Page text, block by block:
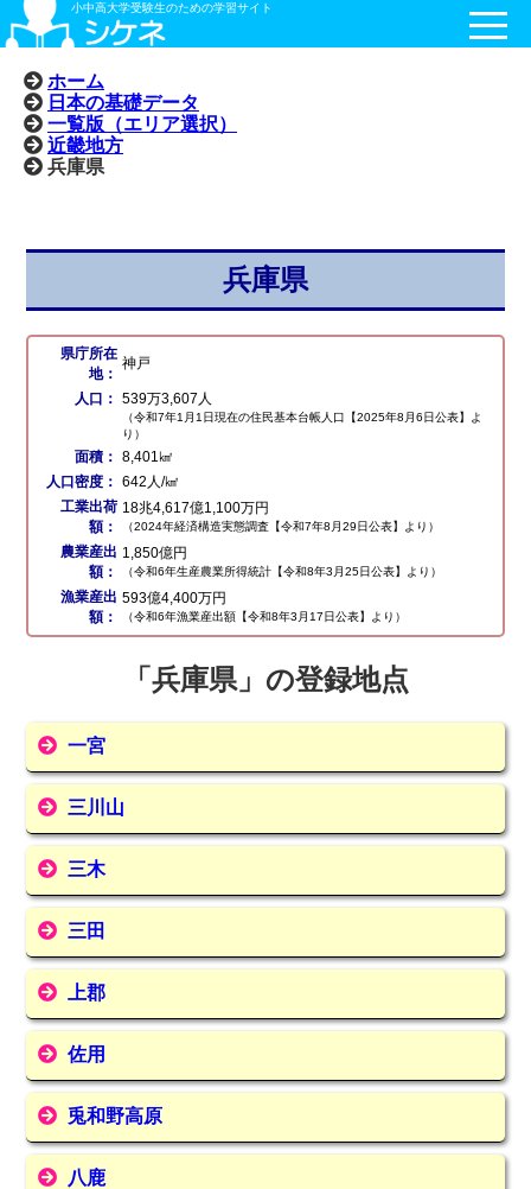
小中高大学受験生のための学習サイト
ホーム
日本の基礎データ
一覧版（エリア選択）
近畿地方
兵庫県
兵庫県
県庁所在
地：
神戸
人口： 539万3,607人
（令和7年1月1日現在の住民基本台帳人口【2025年8月6日公表】よ
り）
面積： 8,401㎢
人口密度： 642人/㎢
工業出荷
額：
18兆4,617億1,100万円
（2024年経済構造実態調査【令和7年8月29日公表】より）
農業産出
額：
1,850億円
（令和6年生産農業所得統計【令和8年3月25日公表】より）
漁業産出
額：
593億4,400万円
（令和6年漁業産出額【令和8年3月17日公表】より）
「兵庫県」の登録地点
一宮
三川山
三木
三田
上郡
佐用
兎和野高原
八鹿